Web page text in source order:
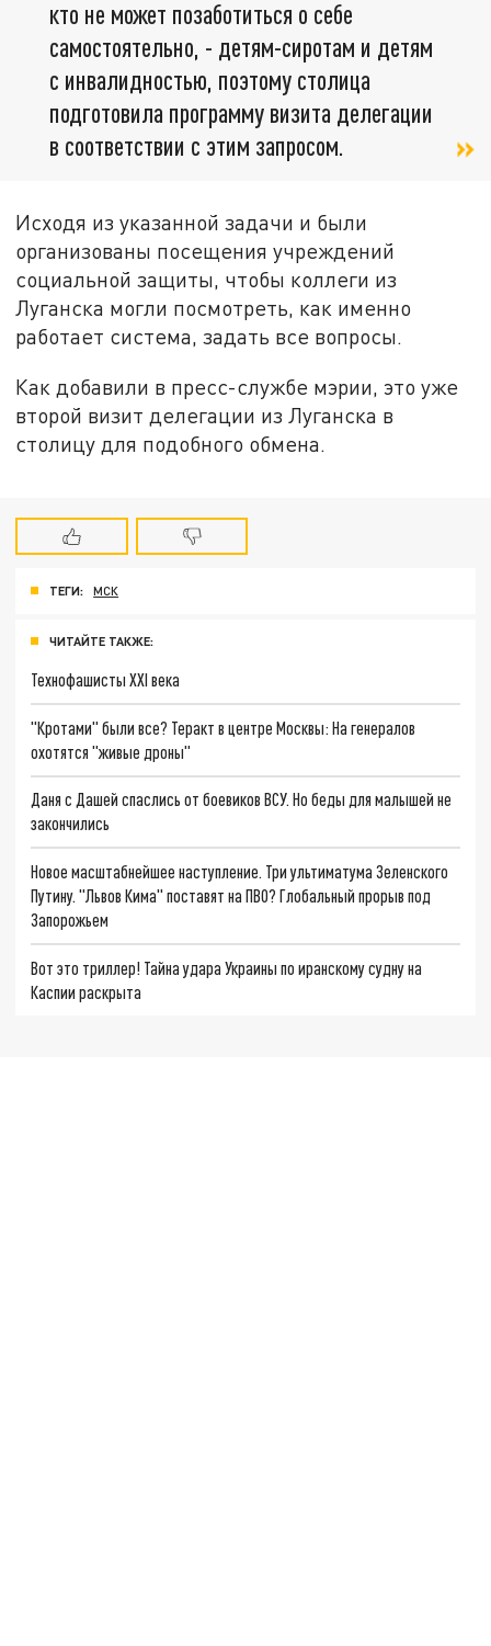
кто не может позаботиться о себе
самостоятельно, - детям-сиротам и детям
с инвалидностью, поэтому столица
подготовила программу визита делегации
в соответствии с этим запросом.
Исходя из указанной задачи и были
организованы посещения учреждений
социальной защиты, чтобы коллеги из
Луганска могли посмотреть, как именно
работает система, задать все вопросы.
Как добавили в пресс-службе мэрии, это уже
второй визит делегации из Луганска в
столицу для подобного обмена.
ТЕГИ: МСК
ЧИТАЙТЕ ТАКЖЕ:
Технофашисты XXI века
"Кротами" были все? Теракт в центре Москвы: На генералов
охотятся "живые дроны"
Даня с Дашей спаслись от боевиков ВСУ. Но беды для малышей не
закончились
Новое масштабнейшее наступление. Три ультиматума Зеленского
Путину. "Львов Кима" поставят на ПВО? Глобальный прорыв под
Запорожьем
Вот это триллер! Тайна удара Украины по иранскому судну на
Каспии раскрыта